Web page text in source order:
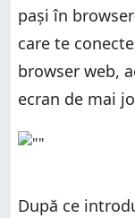
pași în
care te
browser web,
ecran de mai
După ce